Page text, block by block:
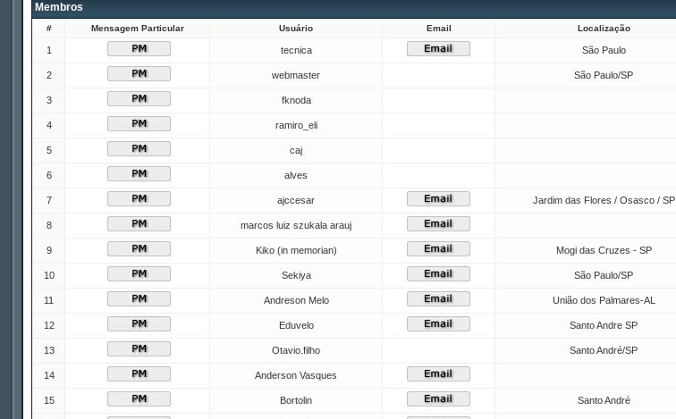
Membros
# Mensagem Particular Usuário Email Localização
1 tecnica São Paulo
2 webmaster São Paulo/SP
3 fknoda
4 ramiro_eli
5 caj
6 alves
7 ajccesar Jardim das Flores / Osasco / SP
8 marcos luiz szukala arauj
9 Kiko (in memorian) Mogi das Cruzes - SP
10 Sekiya São Paulo/SP
11 Andreson Melo União dos Palmares-AL
12 Eduvelo Santo Andre SP
13 Otavio.filho Santo André/SP
14 Anderson Vasques
15 Bortolin Santo André